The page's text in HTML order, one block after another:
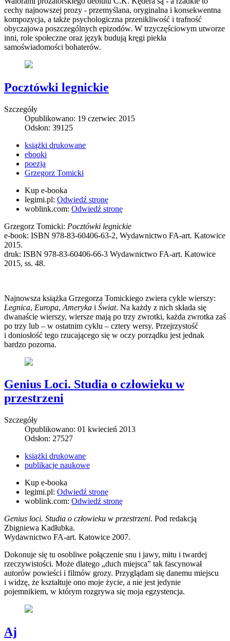
cechy najnowszej prozy - przemyślana, oryginalna i konsekwentna
kompozycja, a także psychologiczna przenikliwość i trafność
obyczajowa poszczególnych epizodów. W trzyczęściowym utworze
inni, role społeczne oraz język budują kręgi piekła
samoświadomości bohaterów.
Pocztówki legnickie
Szczegóły
Opublikowano: 19 czerwiec 2015
Odsłon: 39125
książki drukowane
ebooki
poezja
Grzegorz Tomicki
Kup e-booka
legimi.pl: Odwiedź stronę
woblink.com: Odwiedź stronę
Grzegorz Tomicki: Pocztówki legnickie
e-book: ISBN 978-83-60406-63-2, Wydawnictwo FA-art. Katowice
2015.
druk: ISBN 978-83-60406-66-3 Wydawnictwo FA-art. Katowice
2015, ss. 48.
Najnowsza książka Grzegorza Tomickiego zwiera cykle wierszy:
Legnica, Europa, Ameryka i Świat. Na każdy z nich składa się
dwanaście wierszy, wiersze mają po trzy zwrotki, każda zwrotka zaś
po trzy lub – w ostatnim cyklu – cztery wersy. Przejrzystość
i doniosłość tego rzucającego się w oczy porządku jest jednak
bardzo pozorna.
Genius Loci. Studia o człowieku w
przestrzeni
Szczegóły
Opublikowano: 01 kwiecień 2013
Odsłon: 27527
książki drukowane
publikacje naukowe
Kup e-booka
legimi.pl: Odwiedź stronę
woblink.com: Odwiedź stronę
Genius loci. Studia o człowieku w przestrzeni. Pod redakcją
Zbigniewa Kadłubka.
Wydawnictwo FA-art. Katowice 2007.
Dokonuje się tu osobliwe połączenie snu i jawy, mitu i twardej
rzeczywistości. Może dlatego „duch miejsca” tak fascynował
autorów powieści i filmów grozy. Przyglądam się danemu miejscu
i widzę, że kształtuje ono moje życie, a nie jest jedynie
pojemnikiem, w którym rozgrywa się moja egzystencja.
Aj